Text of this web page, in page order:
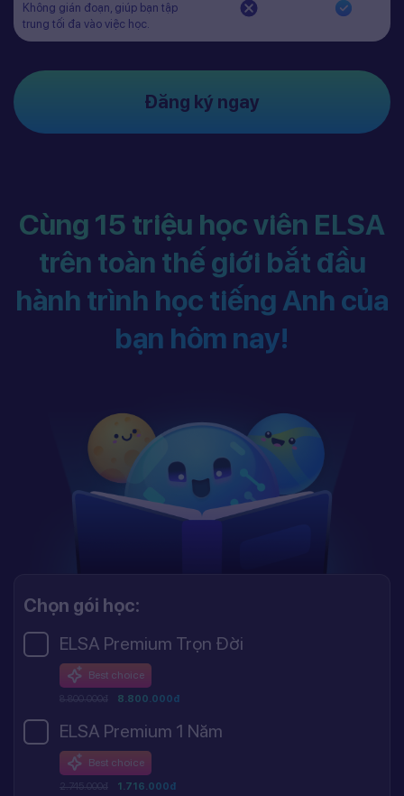
Không gián đoạn, giúp bạn tập
trung tối đa vào việc học.
Đăng ký ngay
Cùng 15 triệu học viên ELSA
trên toàn thế giới bắt đầu
hành trình học tiếng Anh của
bạn hôm nay!
Chọn gói học:
ELSA Premium Trọn Đời
Best choice
8.800.000đ 8.800.000đ
ELSA Premium 1 Năm
Best choice
2.745.000đ 1.716.000đ